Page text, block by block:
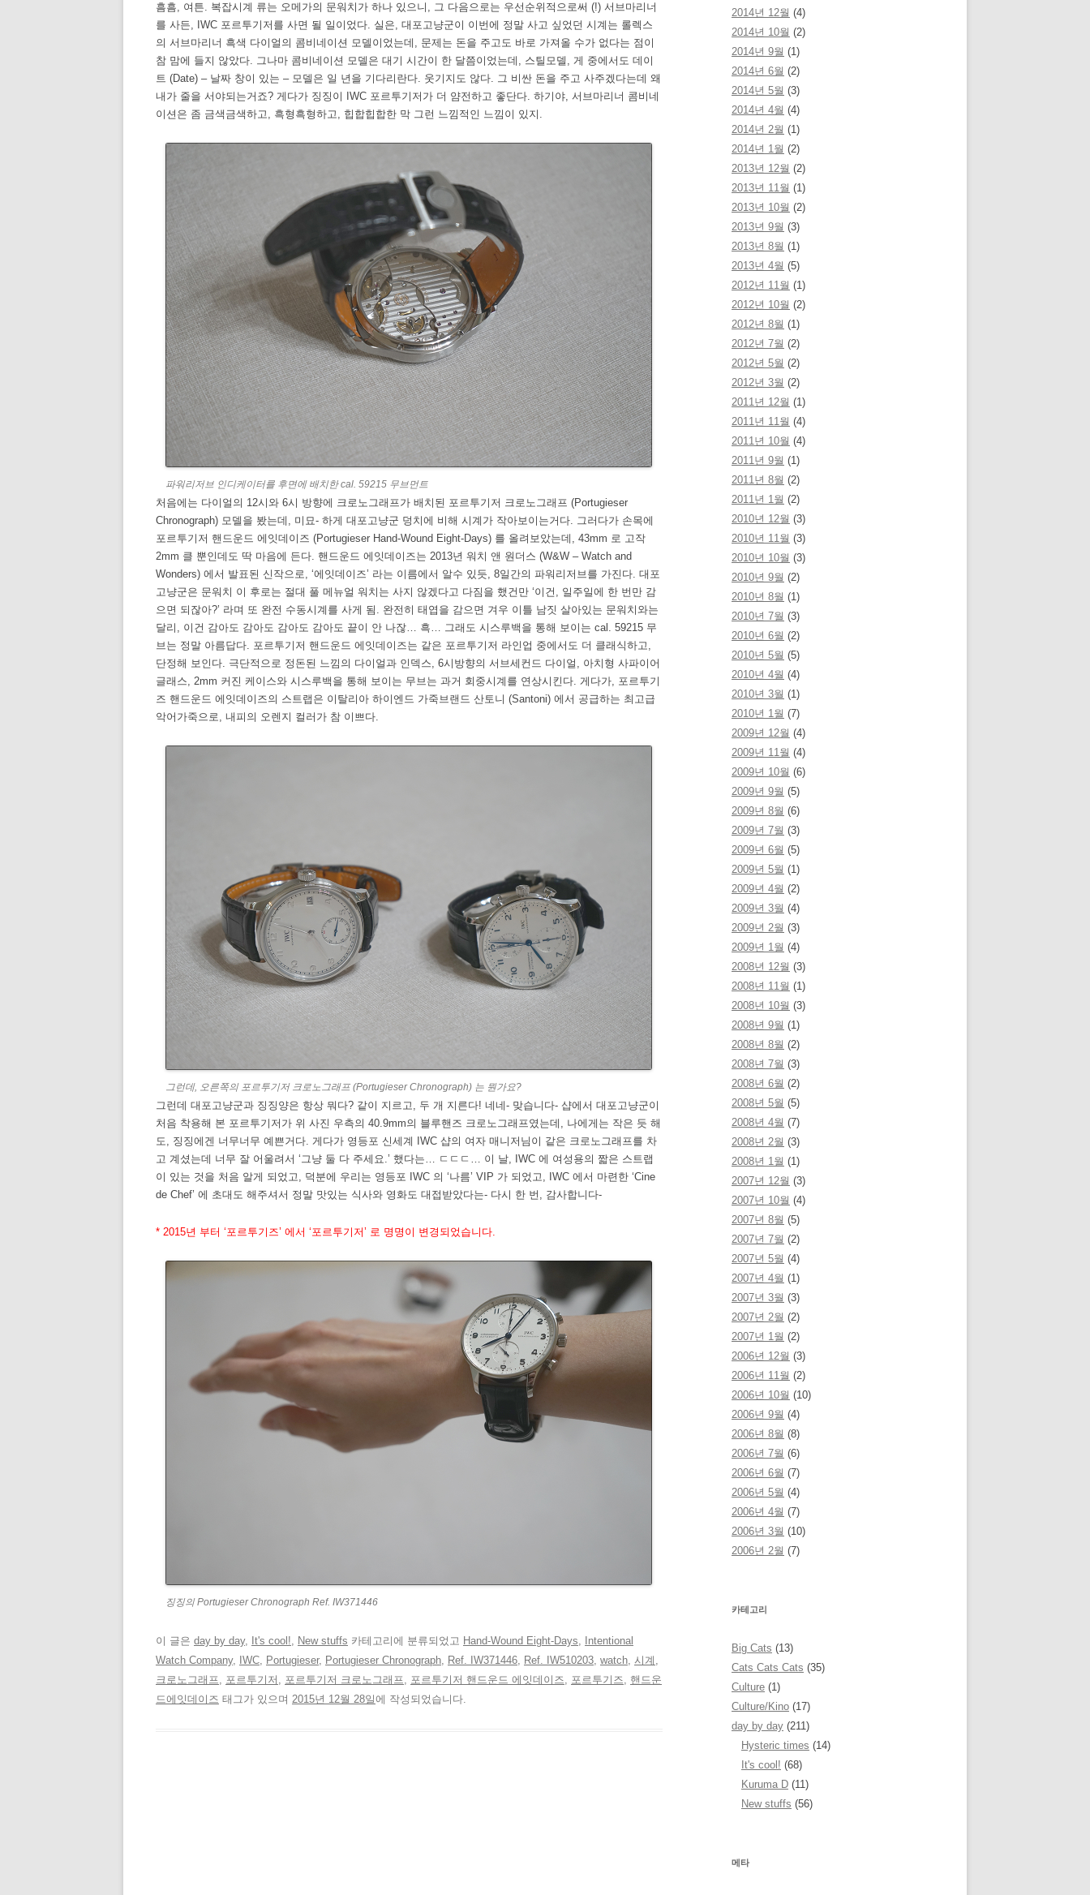
흠흠, 여튼. 복잡시계 류는 오메가의 문워치가 하나 있으니, 그 다음으로는 우선순위적으로써 (!) 서브마리너
를 사든, IWC 포르투기저를 사면 될 일이었다. 실은, 대포고냥군이 이번에 정말 사고 싶었던 시계는 롤렉스
의 서브마리너 흑색 다이얼의 콤비네이션 모델이었는데, 문제는 돈을 주고도 바로 가져올 수가 없다는 점이
참 맘에 들지 않았다. 그나마 콤비네이션 모델은 대기 시간이 한 달쯤이었는데, 스틸모델, 게 중에서도 데이
트 (Date) – 날짜 창이 있는 – 모델은 일 년을 기다리란다. 웃기지도 않다. 그 비싼 돈을 주고 사주겠다는데 왜
내가 줄을 서야되는거죠? 게다가 징징이 IWC 포르투기저가 더 얌전하고 좋단다. 하기야, 서브마리너 콤비네
이션은 좀 금색금색하고, 흑형흑형하고, 힙합힙합한 막 그런 느낌적인 느낌이 있지.
파워리저브 인디케이터를 후면에 배치한 cal. 59215 무브먼트
처음에는 다이얼의 12시와 6시 방향에 크로노그래프가 배치된 포르투기저 크로노그래프 (Portugieser
Chronograph) 모델을 봤는데, 미묘- 하게 대포고냥군 덩치에 비해 시계가 작아보이는거다. 그러다가 손목에
포르투기저 핸드운드 에잇데이즈 (Portugieser Hand-Wound Eight-Days) 를 올려보았는데, 43mm 로 고작
2mm 클 뿐인데도 딱 마음에 든다. 핸드운드 에잇데이즈는 2013년 워치 앤 원더스 (W&W – Watch and
Wonders) 에서 발표된 신작으로, ‘에잇데이즈’ 라는 이름에서 알수 있듯, 8일간의 파워리저브를 가진다. 대포
고냥군은 문워치 이 후로는 절대 풀 메뉴얼 워치는 사지 않겠다고 다짐을 했건만 ‘이건, 일주일에 한 번만 감
으면 되잖아?’ 라며 또 완전 수동시계를 사게 됨. 완전히 태엽을 감으면 겨우 이틀 남짓 살아있는 문워치와는
달리, 이건 감아도 감아도 감아도 감아도 끝이 안 나잖… 흑… 그래도 시스루백을 통해 보이는 cal. 59215 무
브는 정말 아름답다. 포르투기저 핸드운드 에잇데이즈는 같은 포르투기저 라인업 중에서도 더 클래식하고,
단정해 보인다. 극단적으로 정돈된 느낌의 다이얼과 인덱스, 6시방향의 서브세컨드 다이얼, 아치형 사파이어
글래스, 2mm 커진 케이스와 시스루백을 통해 보이는 무브는 과거 회중시계를 연상시킨다. 게다가, 포르투기
즈 핸드운드 에잇데이즈의 스트랩은 이탈리아 하이엔드 가죽브랜드 산토니 (Santoni) 에서 공급하는 최고급
악어가죽으로, 내피의 오렌지 컬러가 참 이쁘다.
그런데, 오른쪽의 포르투기저 크로노그래프 (Portugieser Chronograph) 는 뭔가요?
그런데 대포고냥군과 징징양은 항상 뭐다? 같이 지르고, 두 개 지른다! 네네- 맞습니다- 샵에서 대포고냥군이
처음 착용해 본 포르투기저가 위 사진 우측의 40.9mm의 블루핸즈 크로노그래프였는데, 나에게는 작은 듯 해
도, 징징에겐 너무너무 예쁜거다. 게다가 영등포 신세계 IWC 샵의 여자 매니저님이 같은 크로노그래프를 차
고 계셨는데 너무 잘 어울려서 ‘그냥 둘 다 주세요.’ 했다는… ㄷㄷㄷ… 이 날, IWC 에 여성용의 짧은 스트랩
이 있는 것을 처음 알게 되었고, 덕분에 우리는 영등포 IWC 의 ‘나름’ VIP 가 되었고, IWC 에서 마련한 ‘Cine
de Chef’ 에 초대도 해주셔서 정말 맛있는 식사와 영화도 대접받았다는- 다시 한 번, 감사합니다-
* 2015년 부터 ‘포르투기즈’ 에서 ‘포르투기저’ 로 명명이 변경되었습니다.
징징의 Portugieser Chronograph Ref. IW371446
이 글은 day by day, It's cool!, New stuffs 카테고리에 분류되었고 Hand-Wound Eight-Days,
Intentional
Watch Company, IWC, Portugieser, Portugieser Chronograph, Ref. IW371446, Ref. IW510203, watch, 시계 ,
크로노그래프, 포르투기저 , 포르투기저 크로노그래프, 포르투기저 핸드운드 에잇데이즈, 포르투기즈, 핸드운
드에잇데이즈 태그가 있으며 2015년 12월 28일에 작성되었습니다.
2014년 12월 (4)
2014년 10월 (2)
2014년 9월 (1)
2014년 6월 (2)
2014년 5월 (3)
2014년 4월 (4)
2014년 2월 (1)
2014년 1월 (2)
2013년 12월 (2)
2013년 11월 (1)
2013년 10월 (2)
2013년 9월 (3)
2013년 8월 (1)
2013년 4월 (5)
2012년 11월 (1)
2012년 10월 (2)
2012년 8월 (1)
2012년 7월 (2)
2012년 5월 (2)
2012년 3월 (2)
2011년 12월 (1)
2011년 11월 (4)
2011년 10월 (4)
2011년 9월 (1)
2011년 8월 (2)
2011년 1월 (2)
2010년 12월 (3)
2010년 11월 (3)
2010년 10월 (3)
2010년 9월 (2)
2010년 8월 (1)
2010년 7월 (3)
2010년 6월 (2)
2010년 5월 (5)
2010년 4월 (4)
2010년 3월 (1)
2010년 1월 (7)
2009년 12월 (4)
2009년 11월 (4)
2009년 10월 (6)
2009년 9월 (5)
2009년 8월 (6)
2009년 7월 (3)
2009년 6월 (5)
2009년 5월 (1)
2009년 4월 (2)
2009년 3월 (4)
2009년 2월 (3)
2009년 1월 (4)
2008년 12월 (3)
2008년 11월 (1)
2008년 10월 (3)
2008년 9월 (1)
2008년 8월 (2)
2008년 7월 (3)
2008년 6월 (2)
2008년 5월 (5)
2008년 4월 (7)
2008년 2월 (3)
2008년 1월 (1)
2007년 12월 (3)
2007년 10월 (4)
2007년 8월 (5)
2007년 7월 (2)
2007년 5월 (4)
2007년 4월 (1)
2007년 3월 (3)
2007년 2월 (2)
2007년 1월 (2)
2006년 12월 (3)
2006년 11월 (2)
2006년 10월 (10)
2006년 9월 (4)
2006년 8월 (8)
2006년 7월 (6)
2006년 6월 (7)
2006년 5월 (4)
2006년 4월 (7)
2006년 3월 (10)
2006년 2월 (7)
카테고리
Big Cats (13)
Cats Cats Cats (35)
Culture (1)
Culture/Kino (17)
day by day (211)
Hysteric times (14)
It's cool! (68)
Kuruma D (11)
New stuffs (56)
메타